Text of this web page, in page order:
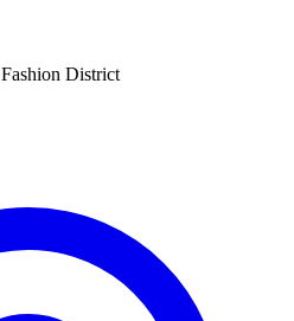
Fashion District